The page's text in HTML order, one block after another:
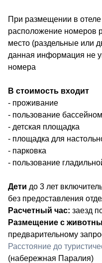
При размещении в отеле
расположение номеров
место (раздельные или
данная информация не
номера
В стоимость входит
- проживание
- пользование бассейном
- детская площадка
- площадка для
- парковка
- пользование
Дети до 3 лет
без предоставления
Расчетный час: заезд
Размещение с
предварительному
Расстояние до
(набережная Паралия)